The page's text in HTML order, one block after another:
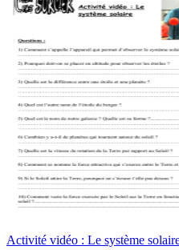
Activité vidéo : Le système